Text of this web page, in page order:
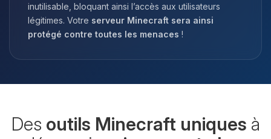
inutilisable, bloquant ainsi l’accès aux utilisateurs
légitimes. Votre serveur Minecraft sera ainsi
protégé contre toutes les menaces !
Des outils Minecraft uniques à